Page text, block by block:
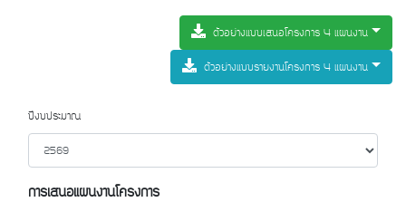
ตัวอย่างแบบเสนอโครงการ 4 แผนงาน
ตัวอย่างแบบรายงานโครงการ 4 แผนงาน
ปีงบประมาณ
การเสนอแผนงานโครงการ